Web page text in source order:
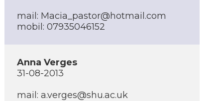
mail: Macia_pastor@hotmail.com
mobil: 07935046152
Anna Verges
31-08-2013
mail: a.verges@shu.ac.uk